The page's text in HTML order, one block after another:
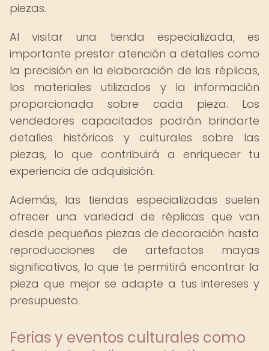
piezas.
Al visitar una tienda especializada, es
importante prestar atención a detalles como
la precisión en la elaboración de las réplicas,
los materiales utilizados y la información
proporcionada sobre cada pieza. Los
vendedores capacitados podrán brindarte
detalles históricos y culturales sobre las
piezas, lo que contribuirá a enriquecer tu
experiencia de adquisición.
Además, las tiendas especializadas suelen
ofrecer una variedad de réplicas que van
desde pequeñas piezas de decoración hasta
reproducciones de artefactos mayas
significativos, lo que te permitirá encontrar la
pieza que mejor se adapte a tus intereses y
presupuesto.
Ferias y eventos culturales como